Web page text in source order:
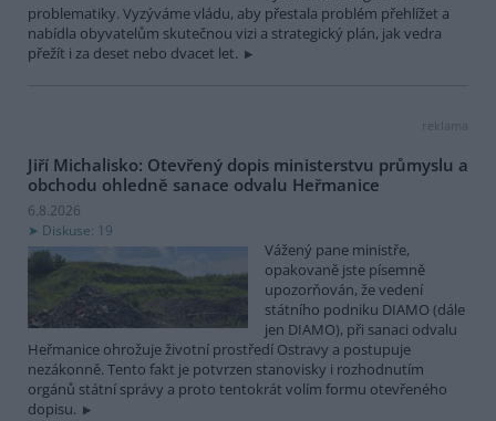
problematiky. Vyzýváme vládu, aby přestala problém přehlížet a
nabídla obyvatelům skutečnou vizi a strategický plán, jak vedra
přežít i za deset nebo dvacet let.
reklama
Jiří Michalisko: Otevřený dopis ministerstvu průmyslu a
obchodu ohledně sanace odvalu Heřmanice
6.8.2026
Diskuse: 19
Vážený pane ministře,
opakovaně jste písemně
upozorňován, že vedení
státního podniku DIAMO (dále
jen DIAMO), při sanaci odvalu
Heřmanice ohrožuje životní prostředí Ostravy a postupuje
nezákonně. Tento fakt je potvrzen stanovisky i rozhodnutím
orgánů státní správy a proto tentokrát volím formu otevřeného
dopisu.